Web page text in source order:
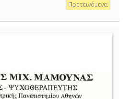
Προτεινόμενα